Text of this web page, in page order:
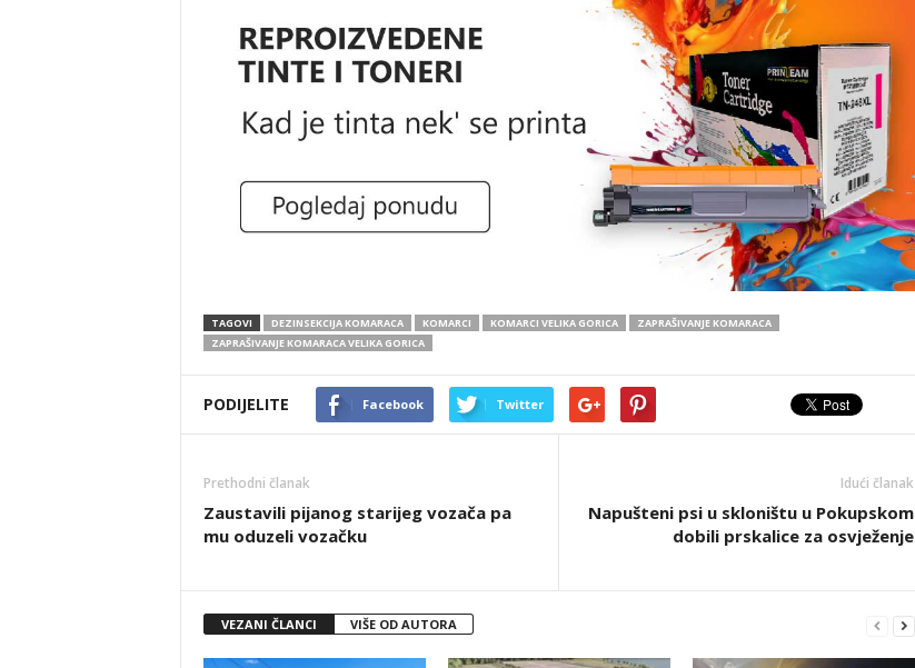
TAGOVI DEZINSEKCIJA KOMARACA KOMARCI KOMARCI VELIKA GORICA
ZAPRAŠIVANJE KOMARACA
ZAPRAŠIVANJE KOMARACA VELIKA GORICA
PODIJELITE Facebook Twitter
Prethodni članak
Zaustavili pijanog starijeg vozača pa
mu oduzeli vozačku
Idući članak
Napušteni psi u skloništu u Pokupskom
dobili prskalice za osvježenje
VEZANI ČLANCI VIŠE OD AUTORA